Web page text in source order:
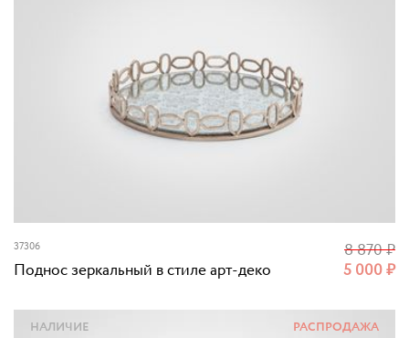
37306
Поднос зеркальный в стиле арт-деко 5 000₽
8 870₽
РАСПРОДАЖА
НАЛИЧИЕ